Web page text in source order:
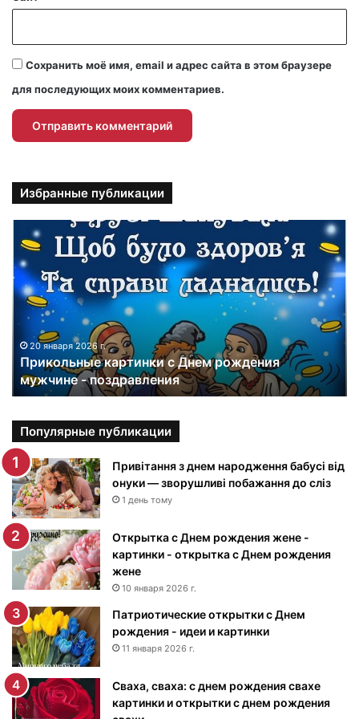
Сохранить моё имя, email и адрес сайта в этом браузере
для последующих моих комментариев.
Избранные публикации
и
к
о
к
т
и
н
к
и
с
Д
н
м
р
о
ж
д
е
н
20 января 2026 г.
Прикольные картинки с Днем рождения
мужчине - поздравления
Популярные публикации
Привітання з днем народження бабусі від
онуки — зворушливі побажання до сліз
1 день тому
Открытка с Днем рождения жене -
картинки - открытка с Днем рождения
жене
10 января 2026 г.
Патриотические открытки с Днем
рождения - идеи и картинки
11 января 2026 г.
Сваха, сваха: с днем рождения свахе
картинки и открытки с днем рождения